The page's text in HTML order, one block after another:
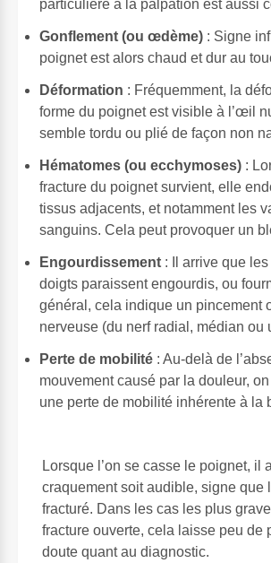
particulière à la palpation est aussi
Gonflement (ou œdème) : Signe
poignet est alors chaud et dur au
Déformation : Fréquemment, la
forme du poignet est visible à l’œil
semble tordu ou plié de façon non
Hématomes (ou ecchymoses) :
fracture du poignet survient, elle
tissus adjacents, et notamment les
sanguins. Cela peut provoquer un
Engourdissement : Il arrive que
doigts paraissent engourdis, ou
général, cela indique un pincement
nerveuse (du nerf radial, médian ou
Perte de mobilité : Au-delà de
mouvement causé par la douleur,
une perte de mobilité inhérente à la
Lorsque l’on se casse le poignet, il
craquement soit audible, signe que
fracturé. Dans les cas les plus
fracture ouverte, cela laisse peu de
doute quant au diagnostic.